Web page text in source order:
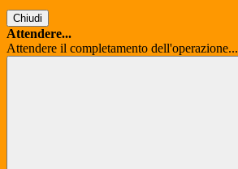
Chiudi
Attendere...
Attendere il completamento dell'operazione...